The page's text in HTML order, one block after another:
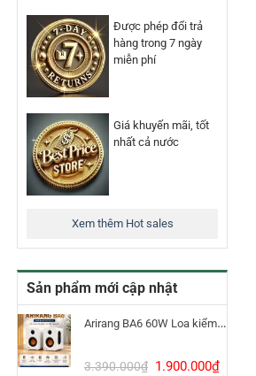
Được phép đổi trả
hàng trong 7 ngày
miễn phí
Giá khuyến mãi, tốt
nhất cả nước
Xem thêm Hot sales
Sản phẩm mới cập nhật
Arirang BA6 60W Loa kiểm âm Bluetooth 5.3
3.390.000₫ Giá
1.900.000₫Giá